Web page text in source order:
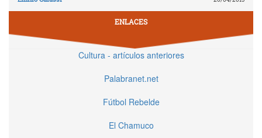
ENLACES
Cultura - artículos anteriores
Palabranet.net
Fútbol Rebelde
El Chamuco